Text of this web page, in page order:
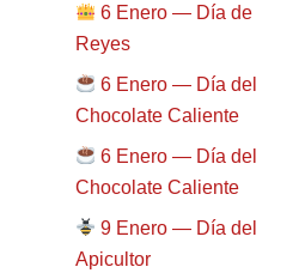
6 Enero — Día de
Reyes
6 Enero — Día del
Chocolate Caliente
6 Enero — Día del
Chocolate Caliente
9 Enero — Día del
Apicultor